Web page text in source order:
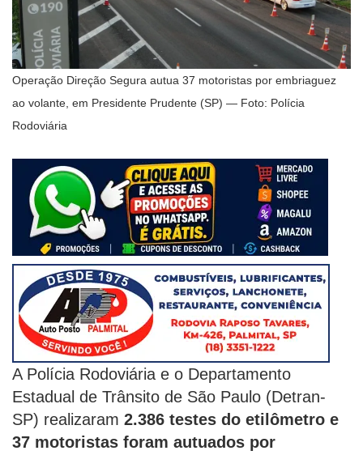
Operação Direção Segura autua 37 motoristas por embriaguez
ao volante, em Presidente Prudente (SP) — Foto: Polícia
Rodoviária
A Polícia Rodoviária e o Departamento
Estadual de Trânsito de São Paulo (Detran-
SP) realizaram 2.386 testes do etilômetro e
37 motoristas foram autuados por